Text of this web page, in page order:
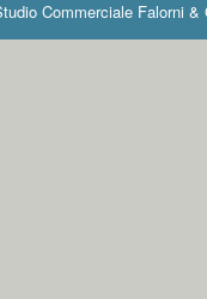
Commerciale Falorni